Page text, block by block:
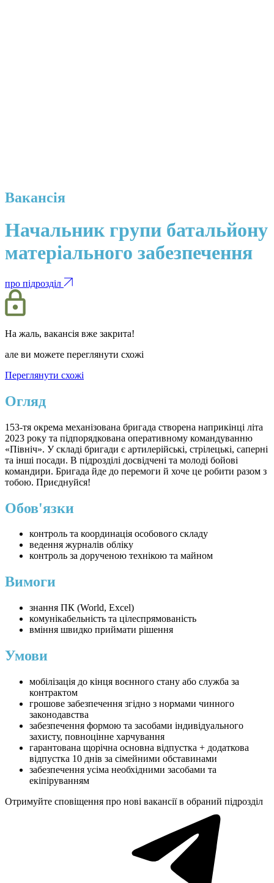
Вакансія
Начальник групи батальйону
матеріального забезпечення
про підрозділ
На жаль, вакансія вже закрита!
але ви можете переглянути схожі
Переглянути схожі
Огляд
153-тя окрема механізована бригада створена наприкінці літа
2023 року та підпорядкована оперативному командуванню
«Північ». У складі бригади є артилерійські, стрілецькі, саперні
та інші посади. В підрозділі досвідчені та молоді бойові
командири. Бригада йде до перемоги й хоче це робити разом з
тобою. Приєднуйся!
Обов'язки
контроль та координація особового складу
ведення журналів обліку
контроль за дорученою технікою та майном
Вимоги
знання ПК (World, Excel)
комунікабельність та цілеспрямованість
вміння швидко приймати рішення
Умови
мобілізація до кінця воєнного стану або служба за
контрактом
грошове забезпечення згідно з нормами чинного
законодавства
забезпечення формою та засобами індивідуального
захисту, повноцінне харчування
гарантована щорічна основна відпустка + додаткова
відпустка 10 днів за сімейними обставинами
забезпечення усіма необхідними засобами та
екіпіруванням
Отримуйте сповіщення про нові вакансії в обраний підрозділ